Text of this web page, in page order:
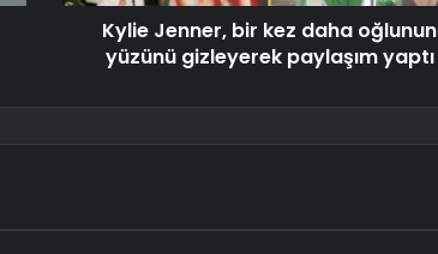
Kylie Jenner, bir kez daha oğlunun
yüzünü gizleyerek paylaşım yaptı